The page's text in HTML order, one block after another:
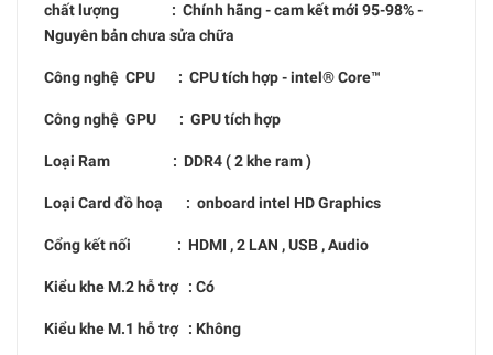
chất lượng : Chính hãng - cam kết mới 95-98% -
Nguyên bản chưa sửa chữa
Công nghệ CPU : CPU tích hợp - intel® Core™
Công nghệ GPU : GPU tích hợp
Loại Ram : DDR4 ( 2 khe ram )
Loại Card đồ hoạ : onboard intel HD Graphics
Cổng kết nối : HDMI , 2 LAN , USB , Audio
Kiểu khe M.2 hỗ trợ : Có
Kiểu khe M.1 hỗ trợ : Không